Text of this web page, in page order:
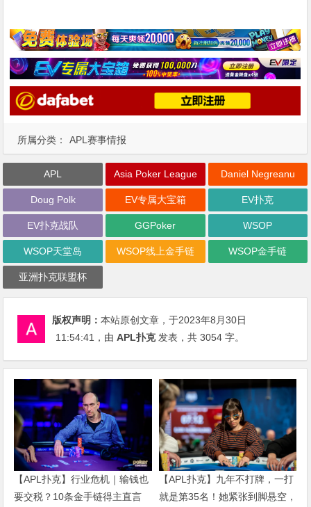
所属分类： APL赛事情报
APL Asia Poker League Daniel Negreanu
Doug Polk EV专属大宝箱 EV扑克
EV扑克战队 GGPoker WSOP
WSOP天堂岛 WSOP线上金手链 WSOP金手链
亚洲扑克联盟杯
版权声明：本站原创文章，于2023年8月30日
11:54:41 ，由APL扑克发表，共 3054 字。
【APL扑克】行业危机｜输钱也
要交税？10条金手链得主直言
【APL扑克】九年不打牌，一打
就是第35名！她紧张到脚悬空，